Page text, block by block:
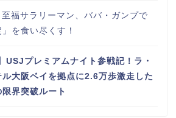
至福サラリーマン、ババ・ガンプで
を食い尽くす！
USJプレミアムナイト参戦記！ラ・
ル大阪ベイを拠点に2.6万歩激走した
界突破ルート